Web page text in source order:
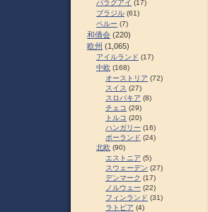
パラグアイ (17)
ブラジル (61)
ペルー (7)
和僑会 (220)
欧州 (1,065)
アイルランド (17)
中欧 (168)
オーストリア (72)
スイス (27)
スロパキア (8)
チェコ (29)
トルコ (20)
ハンガリー (16)
ポーランド (24)
北欧 (90)
エストニア (5)
スウェーデン (27)
デンマーク (17)
ノルウェー (22)
フィンランド (31)
ラトビア (4)